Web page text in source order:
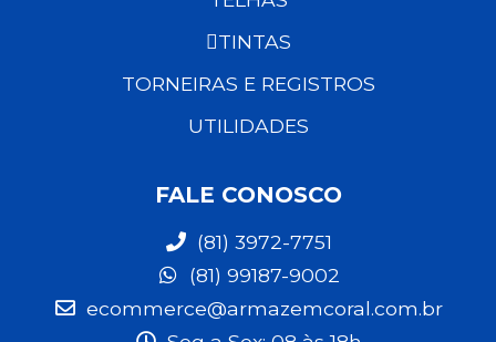
TINTAS
TORNEIRAS E REGISTROS
UTILIDADES
FALE CONOSCO
(81) 3972-7751
(81) 99187-9002
ecommerce@armazemcoral.com.br